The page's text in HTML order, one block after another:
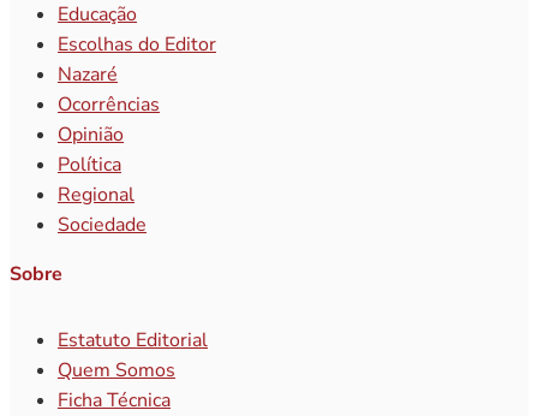
Educação
Escolhas do Editor
Nazaré
Ocorrências
Opinião
Política
Regional
Sociedade
Sobre
Estatuto Editorial
Quem Somos
Ficha Técnica